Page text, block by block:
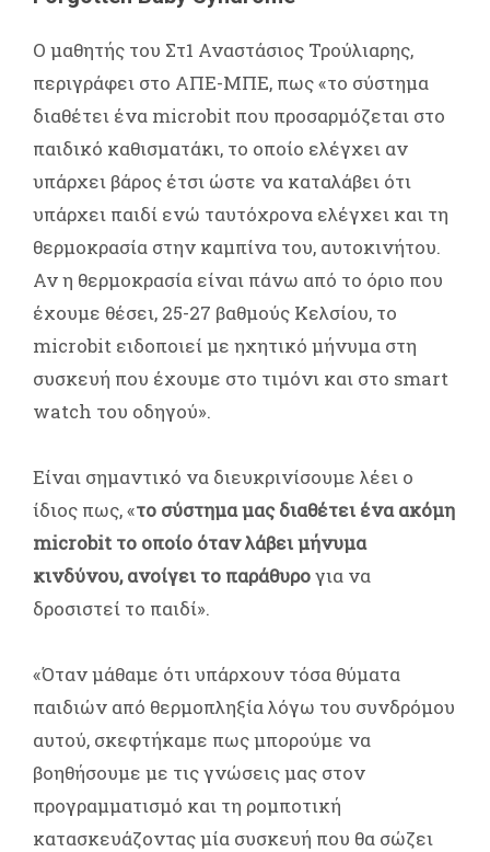
Ο μαθητής του Στ1 Αναστάσιος Τρούλιαρης,
περιγράφει στο ΑΠΕ-ΜΠΕ, πως «το σύστημα
διαθέτει ένα microbit που προσαρμόζεται στο
παιδικό καθισματάκι, το οποίο ελέγχει αν
υπάρχει βάρος έτσι ώστε να καταλάβει ότι
υπάρχει παιδί ενώ ταυτόχρονα ελέγχει και τη
θερμοκρασία στην καμπίνα του, αυτοκινήτου.
Αν η θερμοκρασία είναι πάνω από το όριο που
έχουμε θέσει, 25-27 βαθμούς Κελσίου, το
microbit ειδοποιεί με ηχητικό μήνυμα στη
συσκευή που έχουμε στο τιμόνι και στο smart
watch του οδηγού».
Είναι σημαντικό να διευκρινίσουμε λέει ο
ίδιος πως, «το σύστημα μας διαθέτει ένα ακόμη
microbit το οποίο όταν λάβει μήνυμα
κινδύνου, ανοίγει το παράθυρογια να
δροσιστεί το παιδί».
«Όταν μάθαμε ότι υπάρχουν τόσα θύματα
παιδιών από θερμοπληξία λόγω του συνδρόμου
αυτού, σκεφτήκαμε πως μπορούμε να
βοηθήσουμε με τις γνώσεις μας στον
προγραμματισμό και τη ρομποτική
κατασκευάζοντας μία συσκευή που θα σώζει